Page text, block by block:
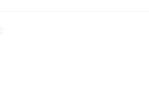
은 있지만, 편리해요! 여러분도 이용해보세요